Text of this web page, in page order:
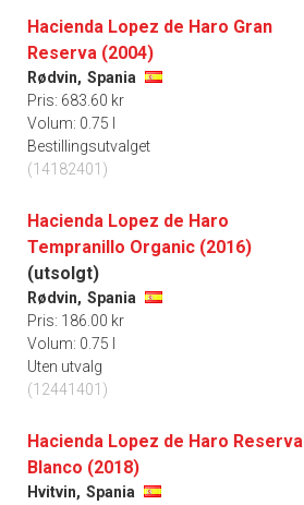
Hacienda Lopez de Haro Gran
Reserva (2004)
Rødvin, Spania
Pris: 683.60 kr
Volum: 0.75 l
Bestillingsutvalget
(14182401)
Hacienda Lopez de Haro
Tempranillo Organic (2016)
(utsolgt)
Rødvin, Spania
Pris: 186.00 kr
Volum: 0.75 l
Uten utvalg
(12441401)
Hacienda Lopez de Haro Reserva
Blanco (2018)
Hvitvin, Spania